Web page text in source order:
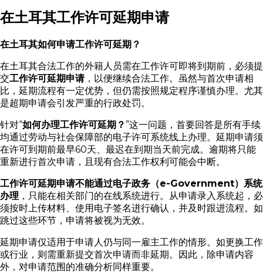
在土耳其工作许可延期申请
在土耳其如何申请工作许可延期？
在土耳其合法工作的外籍人员需在工作许可即将到期前，必须提
交工作许可延期申请，以便继续合法工作。虽然与首次申请相
比，延期流程有一定优势，但仍需按照规定程序谨慎办理。尤其
是超期申请会引发严重的行政处罚。
针对“如何办理工作许可延期？ ”这一问题，首要回答是所有手续
均通过劳动与社会保障部的电子许可系统线上办理。延期申请须
在许可到期前最早60天、最迟在到期当天前完成。逾期将只能
重新进行首次申请，且现有合法工作权利可能会中断。
工作许可延期申请不能通过电子政务（e-Government）系统
办理 ，只能在相关部门的在线系统进行。从申请录入系统起，必
须按时上传材料、使用电子签名进行确认，并及时跟进流程。如
跳过这些环节，申请将被视为无效。
延期申请仅适用于申请人仍与同一雇主工作的情形。如更换工作
或行业，则需重新提交首次申请而非延期。因此，除申请内容
外，对申请范围的准确分析同样重要。